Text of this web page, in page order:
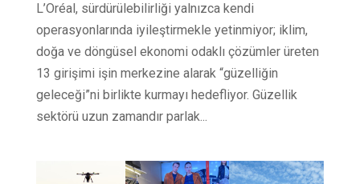
L’Oréal, sürdürülebilirliği yalnızca kendi
operasyonlarında iyileştirmekle yetinmiyor; iklim,
doğa ve döngüsel ekonomi odaklı çözümler üreten
13 girişimi işin merkezine alarak “güzelliğin
geleceği”ni birlikte kurmayı hedefliyor. Güzellik
sektörü uzun zamandır parlak...